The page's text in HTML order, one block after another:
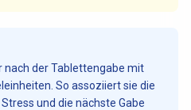
nach der Tablettengabe mit
So assoziiert sie die
und die nächste Gabe